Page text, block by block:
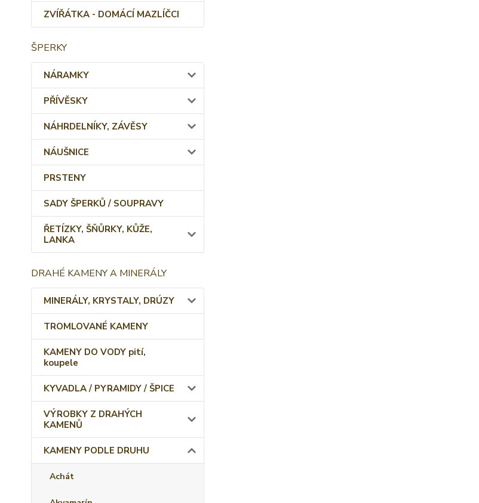
ZVÍŘÁTKA - DOMÁCÍ MAZLÍČCI
ŠPERKY
NÁRAMKY
PŘÍVĚSKY
NÁHRDELNÍKY, ZÁVĚSY
NÁUŠNICE
PRSTENY
SADY ŠPERKŮ / SOUPRAVY
ŘETÍZKY, ŠŇŮRKY, KŮŽE,
LANKA
DRAHÉ KAMENY A MINERÁLY
MINERÁLY, KRYSTALY, DRÚZY
TROMLOVANÉ KAMENY
KAMENY DO VODY pití,
koupele
KYVADLA / PYRAMIDY / ŠPICE
VÝROBKY Z DRAHÝCH
KAMENŮ
KAMENY PODLE DRUHU
Achát